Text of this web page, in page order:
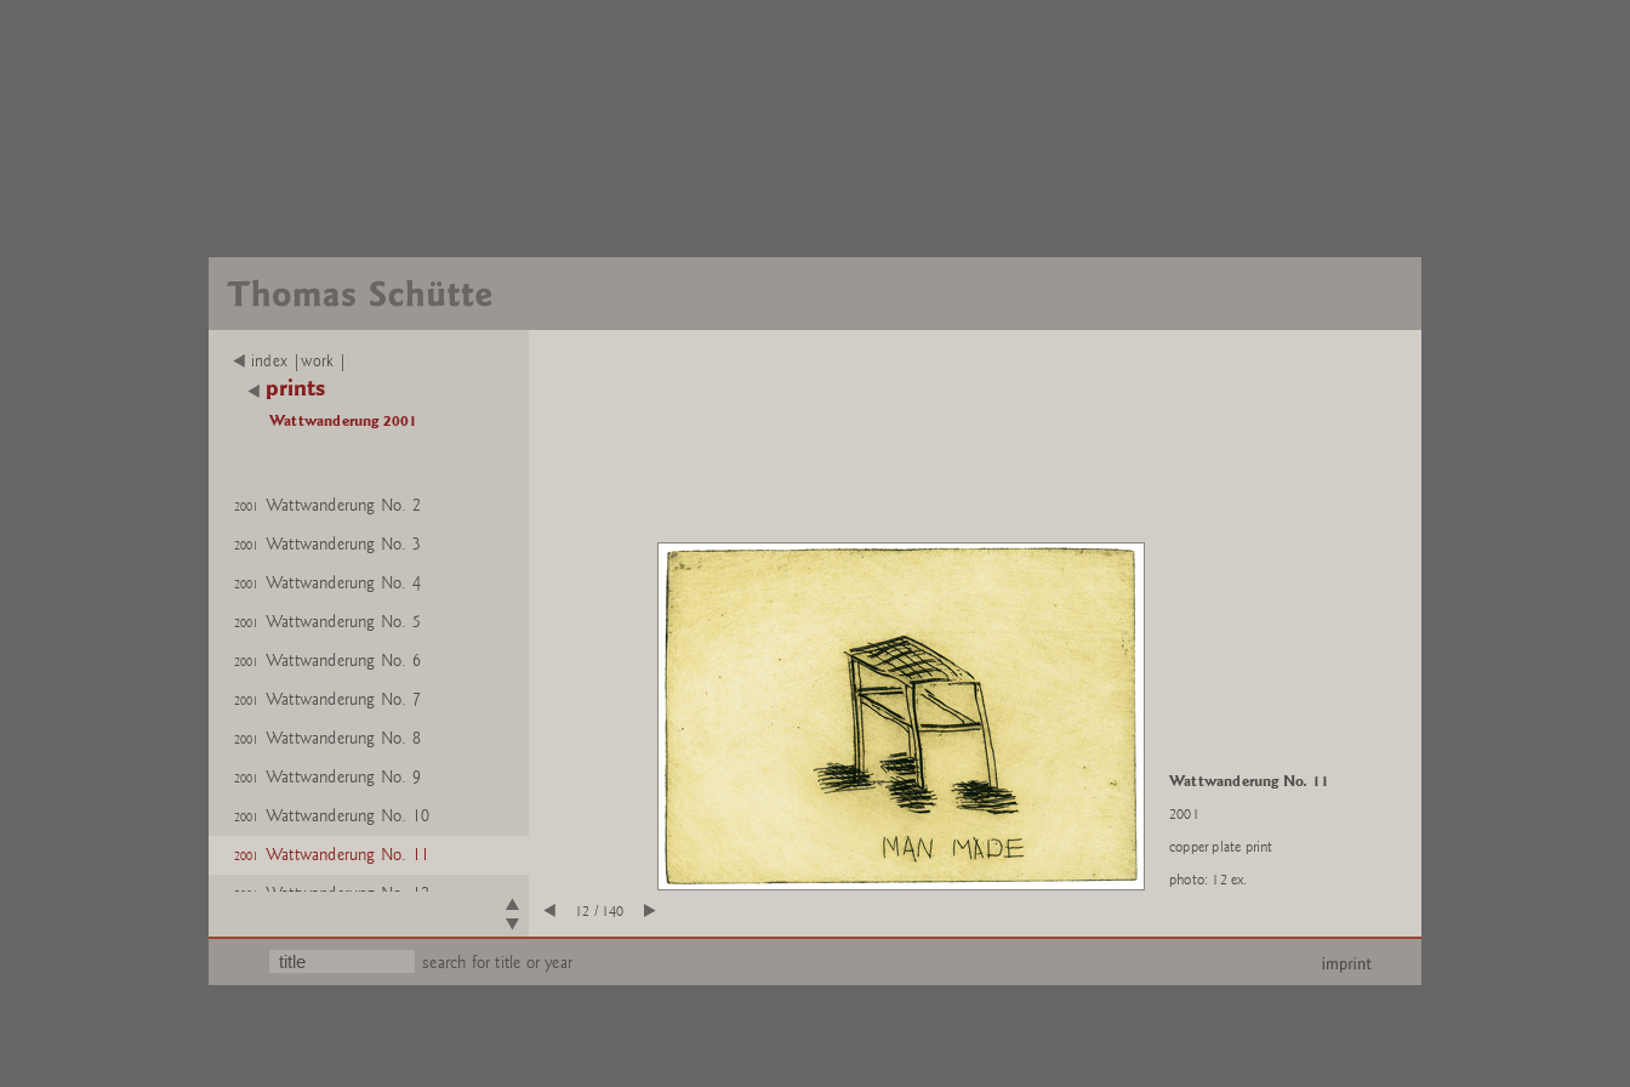
index |work |
prints
Wattwanderung 2001
Wattwanderung
2001 Wattwanderung No. 2
2001 Wattwanderung No. 3
2001 Wattwanderung No. 4
2001 Wattwanderung No. 5
2001 Wattwanderung No. 6
2001 Wattwanderung No. 7
2001 Wattwanderung No. 8
2001 Wattwanderung No. 9
2001 Wattwanderung No. 10
2001 Wattwanderung No. 11
2001 Wattwanderung No. 12
2001 Wattwanderung No. 13
Wattwanderung No. 14
Wattwanderung No. 11
2001
copper plate print
photo: 12 ex.
12 / 140
search for title or year